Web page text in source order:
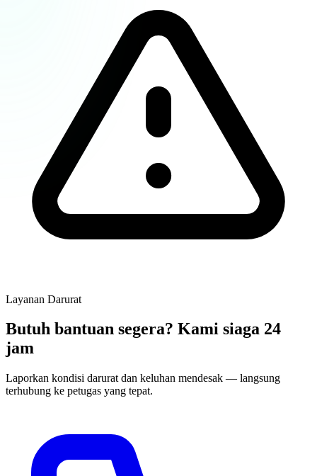
Layanan Darurat
Butuh bantuan segera? Kami siaga 24
jam
Laporkan kondisi darurat dan keluhan mendesak — langsung
terhubung ke petugas yang tepat.